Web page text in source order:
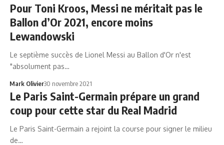
Pour Toni Kroos, Messi ne méritait pas le
Ballon d’Or 2021, encore moins
Lewandowski
Le septième succès de Lionel Messi au Ballon d'Or n'est
"absolument pas…
Mark Olivier30 novembre 2021
Le Paris Saint-Germain prépare un grand
coup pour cette star du Real Madrid
Le Paris Saint-Germain a rejoint la course pour signer le milieu
de…